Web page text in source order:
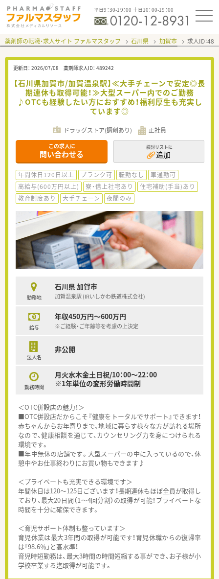
平日9：30-19：00 土日10：00-19：00
薬剤師の転職・求人サイト ファルマスタッフ 石川県 加賀市 求人ID：
更新日： 2026/07/08 薬剤師求人ID： 489242
【石川県加賀市/加賀温泉駅】≪大手チェーンで安定◎長
期連休も取得可能！≫大型スーパー内でのご勤務
♪OTCも経験したい方におすすめ！福利厚生も充実し
ています◎
ドラッグストア(調剤あり) 正社員
この求人に
問い合わせる
検討リストに
追加
年間休日120日以上 ブランク可 転勤なし
車通勤可
高給与(600万円以上)
寮・借上社宅あり
住宅補助(手当)あり
教育制度あり
大手チェーン 夜間のみ
勤務地
石川県 加賀市
加賀温泉駅 (IRいしかわ鉄道株式会社)
給与
年収450万円～600万円
※ご経験・ご年齢等を考慮の上決定
法人名
非公開
勤務時間
月火水木金土日祝/10：00～22：00
※1年単位の変形労働時間制
＜OTC併設店の魅力！＞
■OTC併設店だからこそ『健康をトータルでサポート』できます！
赤ちゃんからお年寄りまで、地域に暮らす様々な方が訪れる場所
なので、健康相談を通じて、カウンセリング力を身につけられる
環境です。
■年中無休の店舗です。大型スーパーの中に入っているので、休
憩中やお仕事終わりにお買い物もできます♪
＜プライベートも充実できる環境です＞
年間休日は120～125日ございます！長期連休もほぼ全員が取得し
ており、最大20日間（1～4回分割）の取得が可能！プライベートな
時間を十分に確保できます。
＜育児サポート体制も整っています＞
育児休業は最大3年間の取得が可能です！育児休職からの復帰率
は「98.6％」と高水準！
育児時短勤務は、最大3時間の時間短縮する事ができ、お子様が小
学校卒業する迄取得が可能です。